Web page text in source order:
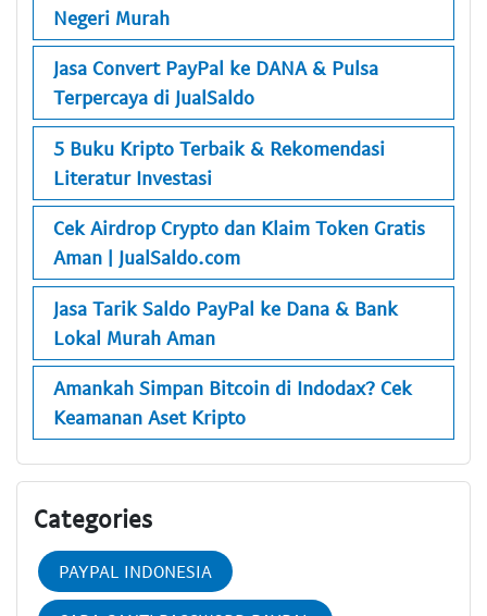
Negeri Murah
Jasa Convert PayPal ke DANA & Pulsa
Terpercaya di JualSaldo
5 Buku Kripto Terbaik & Rekomendasi
Literatur Investasi
Cek Airdrop Crypto dan Klaim Token Gratis
Aman | JualSaldo.com
Jasa Tarik Saldo PayPal ke Dana & Bank
Lokal Murah Aman
Amankah Simpan Bitcoin di Indodax? Cek
Keamanan Aset Kripto
Categories
PAYPAL INDONESIA